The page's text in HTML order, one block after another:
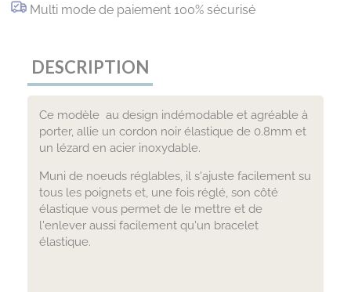
Multi mode de paiement 100% sécurisé
DESCRIPTION
Ce modèle au design indémodable et agréable à
porter, allie un cordon noir élastique de 0.8mm et
un lézard en acier inoxydable.
Muni de noeuds réglables, il s'ajuste facilement su
tous les poignets et, une fois réglé, son côté
élastique vous permet de le mettre et de
l'enlever aussi facilement qu'un bracelet
élastique.